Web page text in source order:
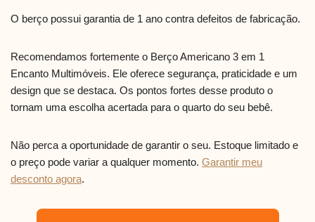
O berço possui garantia de 1 ano contra defeitos de fabricação.
Recomendamos fortemente o Berço Americano 3 em 1
Encanto Multimóveis. Ele oferece segurança, praticidade e um
design que se destaca. Os pontos fortes desse produto o
tornam uma escolha acertada para o quarto do seu bebê.
Não perca a oportunidade de garantir o seu. Estoque limitado e
o preço pode variar a qualquer momento. Garantir meu
desconto agora.